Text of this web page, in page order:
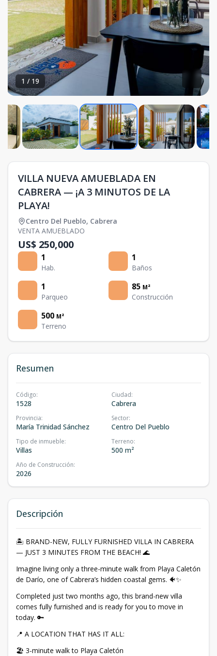
1 / 19
VILLA NUEVA AMUEBLADA EN
CABRERA — ¡A 3 MINUTOS DE LA
PLAYA!
Centro Del Pueblo, Cabrera
VENTA AMUEBLADO
US$ 250,000
1
Hab.
1
Baños
1
Parqueo
85 M²
Construcción
500 M²
Terreno
Resumen
Código:
1528
Ciudad:
Cabrera
Provincia:
María Trinidad Sánchez
Sector:
Centro Del Pueblo
Tipo de inmueble:
Villas
Terreno:
500 m²
Año de Construcción:
2026
Descripción
🏝️ BRAND-NEW, FULLY FURNISHED VILLA IN CABRERA
— JUST 3 MINUTES FROM THE BEACH! 🌊
Imagine living only a three-minute walk from Playa Caletón
de Darío, one of Cabrera’s hidden coastal gems. 🐠✨
Completed just two months ago, this brand-new villa
comes fully furnished and is ready for you to move in
today. 🔑
📍 A LOCATION THAT HAS IT ALL:
🏖️ 3-minute walk to Playa Caletón